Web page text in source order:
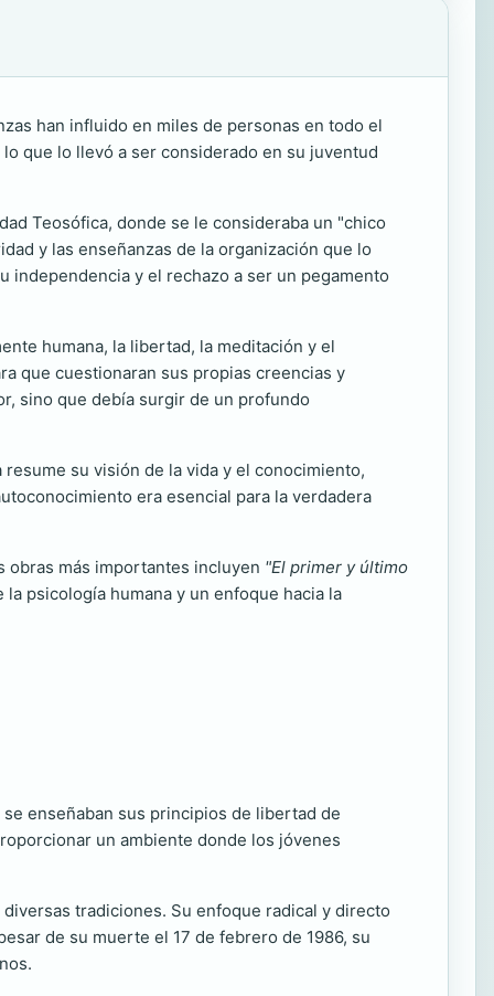
han influido en miles de personas en todo el
que lo llevó a ser considerado en su juventud
Teosófica, donde se le consideraba un "chico
y las enseñanzas de la organización que lo
independencia y el rechazo a ser un pegamento
humana, la libertad, la meditación y el
que cuestionaran sus propias creencias y
sino que debía surgir de un profundo
resume su visión de la vida y el conocimiento,
era esencial para la verdadera
obras más importantes incluyen "El primer y último
psicología humana y un enfoque hacia la
enseñaban sus principios de libertad de
un ambiente donde los jóvenes
tradiciones. Su enfoque radical y directo
de su muerte el 17 de febrero de 1986, su